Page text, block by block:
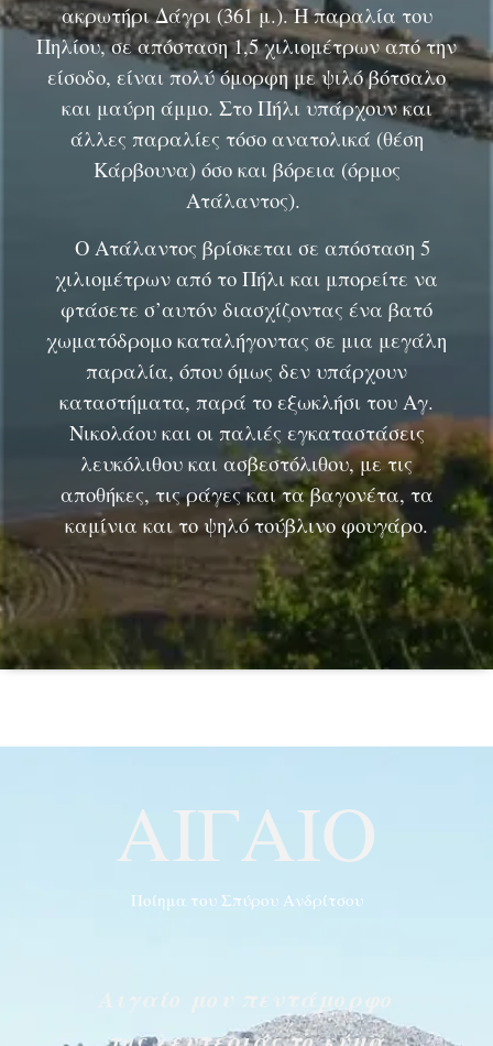
ακρωτήρι Δάγρι (361 μ.). Η παραλία του
Πηλίου, σε απόσταση 1,5 χιλιομέτρων από την
είσοδο, είναι πολύ όμορφη με ψιλό βότσαλο
και μαύρη άμμο. Στο Πήλι υπάρχουν και
άλλες παραλίες τόσο ανατολικά (θέση
Κάρβουνα) όσο και βόρεια (όρμος
Ατάλαντος).
Ο Ατάλαντος βρίσκεται σε απόσταση 5
χιλιομέτρων από το Πήλι και μπορείτε να
φτάσετε σ’αυτόν διασχίζοντας ένα βατό
χωματόδρομο καταλήγοντας σε μια μεγάλη
παραλία, όπου όμως δεν υπάρχουν
καταστήματα, παρά το εξωκλήσι του Αγ.
Νικολάου και οι παλιές εγκαταστάσεις
λευκόλιθου και ασβεστόλιθου, με τις
αποθήκες, τις ράγες και τα βαγονέτα, τα
καμίνια και το ψηλό τούβλινο φουγάρο.
ΑΙΓΑΙΟ
Ποίημα του Σπύρου Ανδρίτσου
Αιγαίο μου πεντάμορφο